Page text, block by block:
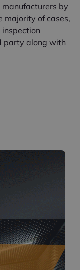
by
majority of cases,
party along with